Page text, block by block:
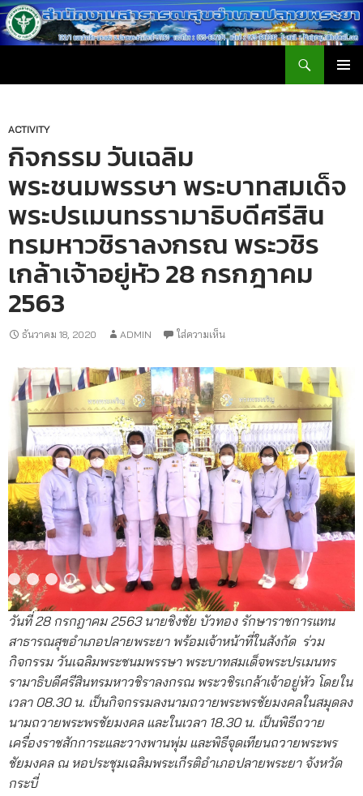
เนื้อหา
ACTIVITY
กิจกรรม วันเฉลิม
พระชนมพรรษา พระบาทสมเด็จ
พระปรเมนทรรามาธิบดีศรีสิน
ทรมหาวชิราลงกรณ พระวชิร
เกล้าเจ้าอยู่หัว 28 กรกฎาคม
2563
ธันวาคม 18, 2020 ADMIN ใส่ความเห็น
วันที่ 28 กรกฎาคม 2563 นายชิงชัย บัวทอง รักษาราชการแทน
สาธารณสุขอำเภอปลายพระยา พร้อมเจ้าหน้าที่ในสังกัด ร่วม
กิจกรรม วันเฉลิมพระชนมพรรษา พระบาทสมเด็จพระปรเมนทร
รามาธิบดีศรีสินทรมหาวชิราลงกรณ พระวชิรเกล้าเจ้าอยู่หัว โดยใน
เวลา 08.30 น. เป็นกิจกรรมลงนามถวายพระพรชัยมงคลในสมุดลง
นามถวายพระพรชัยมงคล และในเวลา 18.30 น. เป็นพิธีถวาย
เครื่องราชสักการะและวางพานพุ่ม และพิธีจุดเทียนถวายพระพร
ชัยมงคล ณ หอประชุมเฉลิมพระเกีรติอำเภอปลายพระยา จังหวัด
กระบี่